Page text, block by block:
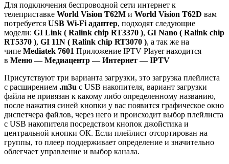
Для подключения беспроводной сети интернет к
телеприставке World Vision T62M и World Vision T62D вам
потребуется USB Wi-Fi адаптер, подходят следующие
модели: GI Link ( Ralink chip RT3370 ), GI Nano ( Ralink chip
RT5370 ), GI 11N ( Ralink chip RT3070 ), а так же на
чипе Mediatek 7601 Приложение IPTV Player находится
в Меню — Медиацентр — Интернет — IPTV
Присутствуют три варианта загрузки, это загрузка плейлиста
с расширением .m3u с USB накопителя, вариант загрузки
файла не привязан к какому либо определенному названию,
после нажатия синей кнопки у вас появится графическое окно
диспетчера файлов, через него и происходит выбор плейлиста
с USB накопителя посредством кнопок джойстика и
центральной кнопки ОК. Если плейлист отсортирован на
группы, то плеер поддерживает определение и значительно
облегчает управление и выбор канала.